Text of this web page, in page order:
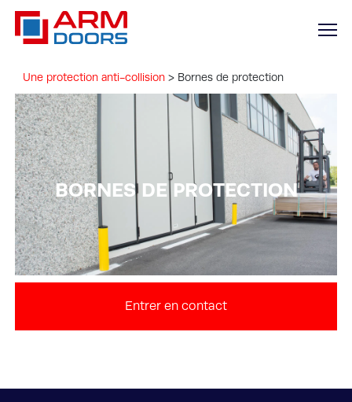
Une protection anti-collision > Bornes de protection
BORNES DE PROTECTION
Entrer en contact